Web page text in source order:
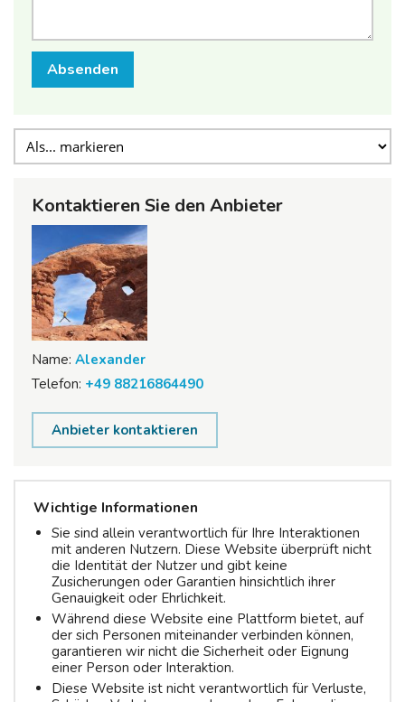
Absenden
Kontaktieren Sie den Anbieter
Name: Alexander
Telefon: +49 88216864490
Anbieter kontaktieren
Wichtige Informationen
Sie sind allein verantwortlich für Ihre Interaktionen
mit anderen Nutzern. Diese Website überprüft nicht
die Identität der Nutzer und gibt keine
Zusicherungen oder Garantien hinsichtlich ihrer
Genauigkeit oder Ehrlichkeit.
Während diese Website eine Plattform bietet, auf
der sich Personen miteinander verbinden können,
garantieren wir nicht die Sicherheit oder Eignung
einer Person oder Interaktion.
Diese Website ist nicht verantwortlich für Verluste,